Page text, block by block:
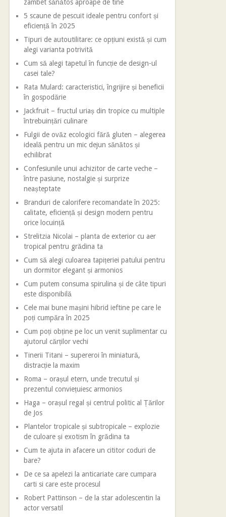
zâmbet sănătos aproape de tine
5 scaune de pescuit ideale pentru confort și
eficiență în 2025
Tipuri de autoutilitare: ce opțiuni există și cum
alegi varianta potrivită
Cum să alegi tapetul în funcție de design-ul
casei tale?
Rata Mulard: caracteristici, îngrijire și beneficii
în gospodărie
Jackfruit – fructul uriaș din tropice cu multiple
întrebuințări culinare
Fulgii de ovăz ecologici fără gluten – alegerea
ideală pentru un mic dejun sănătos și
echilibrat
Confesiunile unui achizitor de carte veche –
între pasiune, nostalgie și surprize
neașteptate
Branduri de calorifere recomandate în 2025:
calitate, eficiență și design modern pentru
orice locuință
Strelitzia Nicolai – planta de exterior cu aer
tropical pentru grădina ta
Cum să alegi culoarea tapițeriei patului pentru
un dormitor elegant și armonios
Cum putem consuma spirulina și de câte tipuri
este disponibilă
Cele mai bune mașini hibrid ieftine pe care le
poți cumpăra în 2025
Cum poți obține pe loc un venit suplimentar cu
ajutorul cărților vechi
Tinerii Titani – supereroi în miniatură,
distracție la maxim
Roma – orașul etern, unde trecutul și
prezentul conviețuiesc armonios
Haga – orașul regal și centrul politic al Țărilor
de Jos
Plantelor tropicale și subtropicale – explozie
de culoare și exotism în grădina ta
Cum te ajuta in afacere un cititor coduri de
bare?
De ce sa apelezi la anticariate care cumpara
carti si care este procesul
Robert Pattinson – de la star adolescentin la
actor versatil